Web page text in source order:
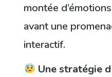
montée
avant une
interactif.
Une stratégie